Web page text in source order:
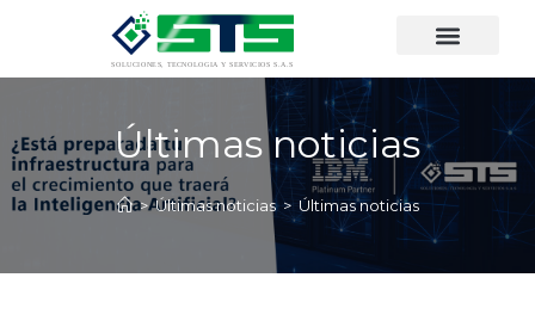
Últimas noticias
> Últimas noticias > Últimas noticias